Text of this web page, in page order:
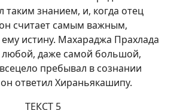
таким знанием, и, когда отец
считает самым важным,
истину. Махараджа Прахлада
любой, даже самой большой,
пребывал в сознании
ответил Хираньякашипу.
ТЕКСТ 5